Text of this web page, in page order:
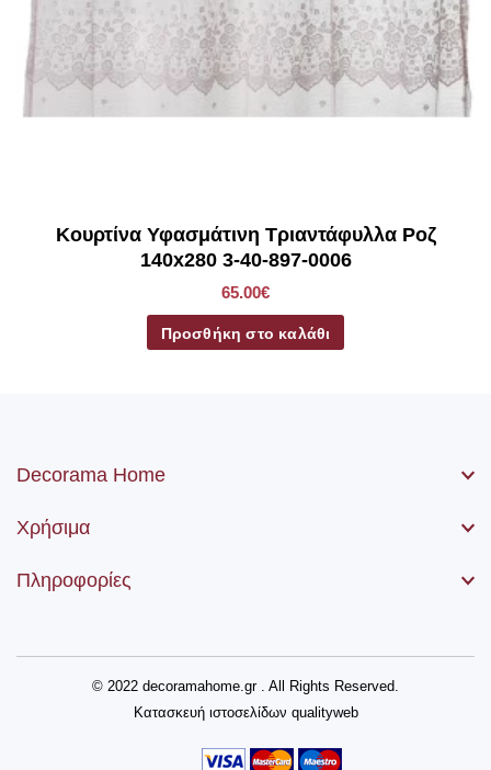
Κουρτίνα Υφασμάτινη Τριαντάφυλλα Ροζ
140x280 3-40-897-0006
65.00€
Προσθήκη στο καλάθι
Decorama Home
Χρήσιμα
Πληροφορίες
© 2022 decoramahome.gr . All Rights Reserved.
Κατασκευή ιστοσελίδων qualityweb